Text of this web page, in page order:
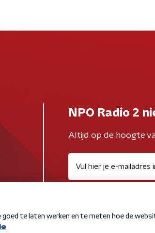
NPO Radio 2
Altijd op de hoogte